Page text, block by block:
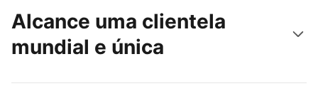
Alcance uma clientela
mundial e única